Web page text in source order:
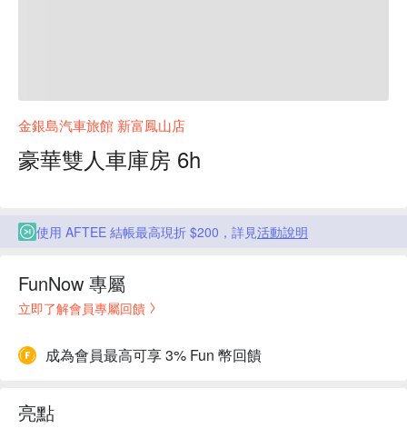
金銀島汽車旅館 新富鳳山店
豪華雙人車庫房 6h
使用 AFTEE 結帳最高現折 $200，詳見活動說明
FunNow 專屬
立即了解會員專屬回饋
成為會員最高可享 3% Fun 幣回饋
亮點